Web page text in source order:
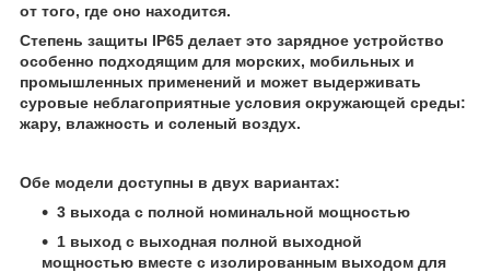
от того, где оно находится.
Степень защиты IP65 делает это зарядное устройство
особенно подходящим для морских, мобильных и
промышленных применений и может выдерживать
суровые неблагоприятные условия окружающей среды:
жару, влажность и соленый воздух.
Обе модели доступны в двух вариантах:
3 выхода с полной номинальной мощностью
1 выход с выходная полной выходной
мощностью вместе с изолированным выходом для